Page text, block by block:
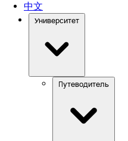
中文
Университет
Путеводитель